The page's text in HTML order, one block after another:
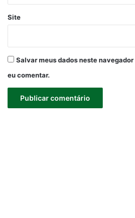
Site
Salvar meus dados neste
eu comentar.